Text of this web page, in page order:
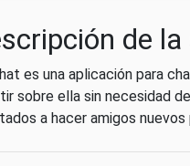
de
es una aplicación para
sobre ella sin necesidad
a hacer amigos